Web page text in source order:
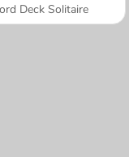
Deck Solitaire